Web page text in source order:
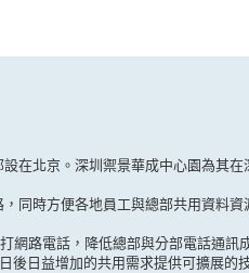
在北京。深圳禦景華成中心園為其在
同時方便各地員工與總部共用資料資
路電話，降低總部與分部電話通訊
日益增加的共用需求提供可擴展的